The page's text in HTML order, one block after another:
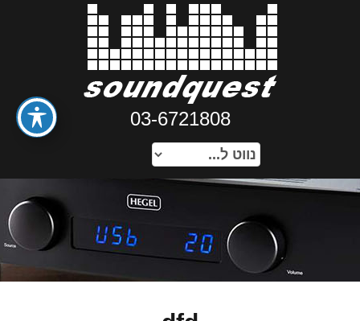
03-6721808